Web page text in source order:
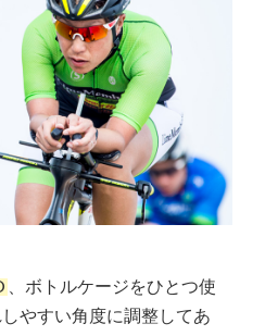
、ボトルケージをひとつ使
やすい角度に調整してあ